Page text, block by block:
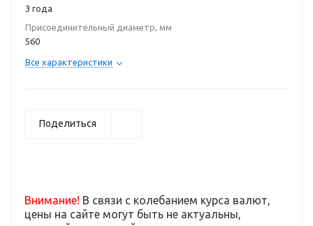
3 года
Присоединительный диаметр, мм
560
Все характеристики
Поделиться
Внимание! В связи с колебанием курса валют,
цены на сайте могут быть не актуальны,